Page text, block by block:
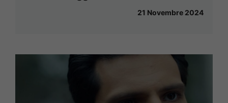
21 Novembre 2024